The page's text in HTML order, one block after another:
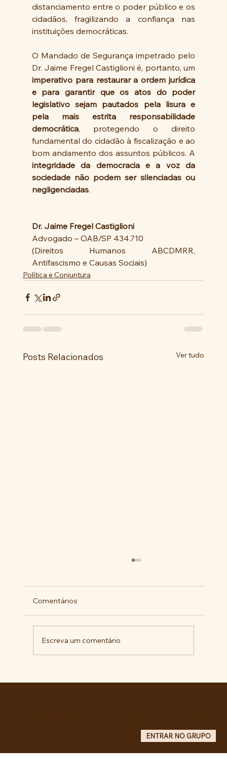
distanciamento entre o poder público e os
cidadãos, fragilizando a confiança nas
instituições democráticas.
O Mandado de Segurança impetrado pelo
imperativo para restaurar a ordem jurídica
e para garantir que os atos do poder
legislativo sejam pautados pela lisura e
pela mais estrita responsabilidade
democrática, protegendo o direito
fundamental do cidadão à fiscalização e ao
integridade da democracia e a voz da
sociedade não podem ser silenciadas ou
negligenciadas.
Dr. Jaime Fregel Castiglioni
Advogado – OAB/SP 434.710
(Direitos Humanos ABCDMRR,
Antifascismo e Causas Sociais)
Política e Conjuntura
Posts Relacionados Ver tudo
Comentários
Escreva um comentário
ENTRAR NO GRUPO